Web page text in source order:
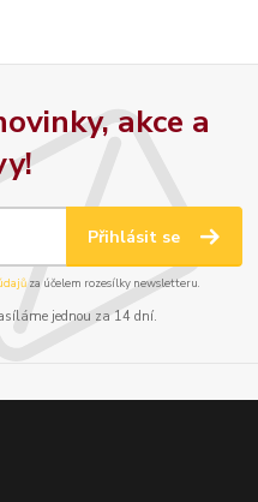
akce a
Přihlásit se
za účelem rozesílky newsletteru.
jednou za 14 dní.